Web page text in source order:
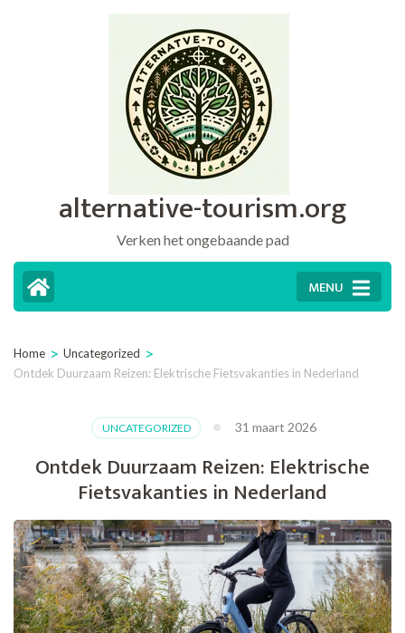
alternative-tourism.org
Verken het ongebaande pad
MENU
Home > Uncategorized >
Ontdek Duurzaam Reizen: Elektrische Fietsvakanties in Nederland
UNCATEGORIZED 31 maart 2026
Ontdek Duurzaam Reizen: Elektrische
Fietsvakanties in Nederland